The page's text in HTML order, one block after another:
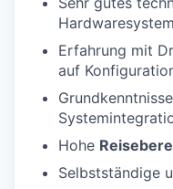
Erfahrung mit
auf
Hohe
Selbstständige